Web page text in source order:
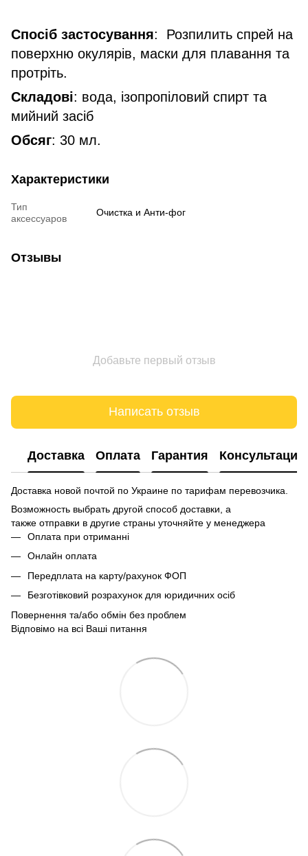
Спосіб застосування: Розпилить спрей на
поверхню окулярів, маски для плавання та
протріть.
Складові: вода, ізопропіловий спирт та
мийний засіб
Обсяг: 30 мл.
Характеристики
Тип
аксессуаров
Очистка и Анти-фог
Отзывы
Добавьте первый отзыв
Написать отзыв
Доставка Оплата Гарантия Консультация
Доставка новой почтой по Украине по тарифам перевозчика.
Возможность выбрать другой способ доставки, а
также отправки в другие страны уточняйте у менеджера
Оплата при отриманні
Онлайн оплата
Передплата на карту/рахунок ФОП
Безготівковий розрахунок для юридичних осіб
Повернення та/або обмін без проблем
Відповімо на всі Ваші питання